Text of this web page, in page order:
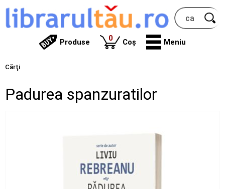
Produse 0produse
Coș Meniu
Cărţi
Padurea spanzuratilor